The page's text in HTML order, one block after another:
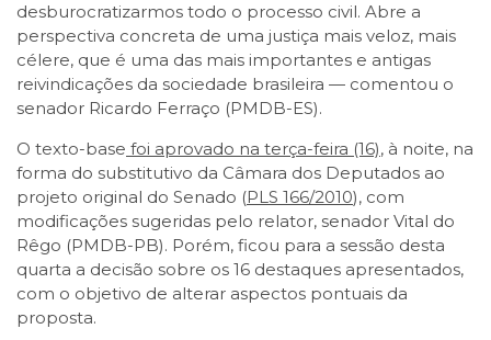
desburocratizarmos todo o processo civil. Abre a
perspectiva concreta de uma justiça mais veloz, mais
célere, que é uma das mais importantes e antigas
reivindicações da sociedade brasileira — comentou o
senador Ricardo Ferraço (PMDB-ES).
O texto-base foi aprovado na terça-feira (16), à noite, na
forma do substitutivo da Câmara dos Deputados ao
projeto original do Senado (PLS 166/2010), com
modificações sugeridas pelo relator, senador Vital do
Rêgo (PMDB-PB). Porém, ficou para a sessão desta
quarta a decisão sobre os 16 destaques apresentados,
com o objetivo de alterar aspectos pontuais da
proposta.